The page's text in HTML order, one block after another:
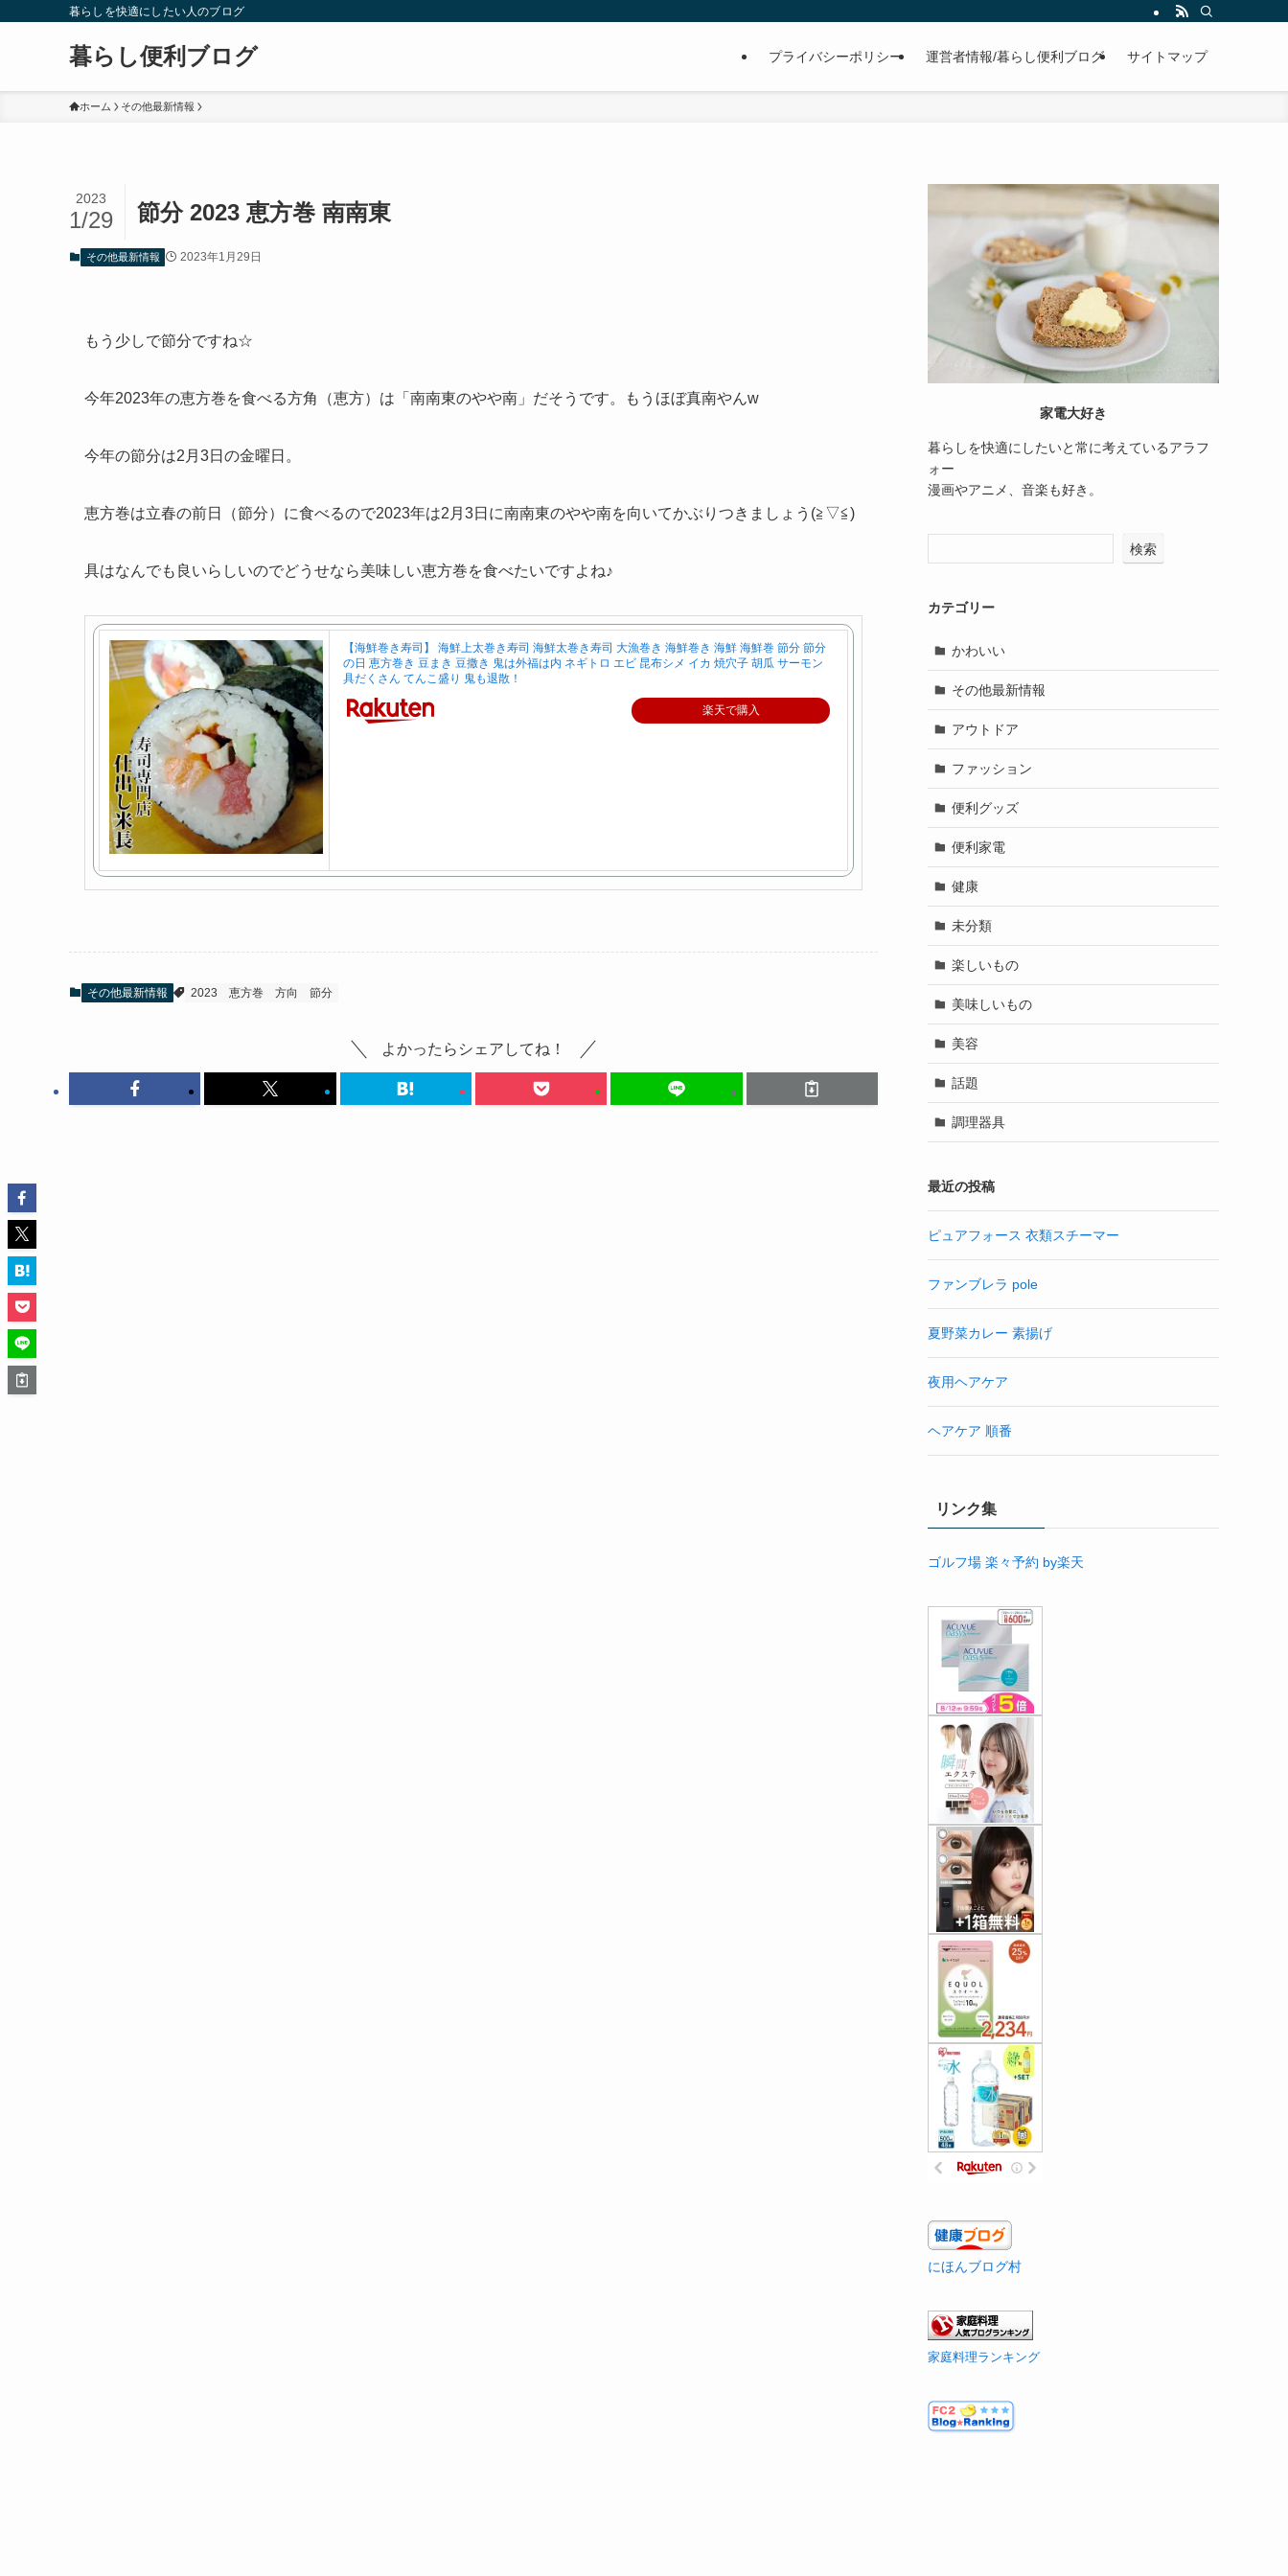
暮らしを快適にしたい人のブログ
暮らし便利ブログ プライバシーポリシー 運営者情報/暮らし便利ブログ サイトマップ
ホーム その他最新情報
節分 2023 恵方巻 南南東
2023
1/29
その他最新情報 2023年1月29日
もう少しで節分ですね☆
今年2023年の恵方巻を食べる方角（恵方）は「南南東のやや南」だそうです。もうほぼ真南やんw
今年の節分は2月3日の金曜日。
恵方巻は立春の前日（節分）に食べるので2023年は2月3日に南南東のやや南を向いてかぶりつきましょう(≧▽≦)
具はなんでも良いらしいのでどうせなら美味しい恵方巻を食べたいですよね♪
【海鮮巻き寿司】 海鮮上太巻き寿司 海鮮太巻き寿司 大漁巻き 海鮮巻き 海鮮 海鮮巻 節分 節分
の日 恵方巻き 豆まき 豆撒き 鬼は外福は内 ネギトロ エビ 昆布シメ イカ 焼穴子 胡瓜 サーモン
具だくさん てんこ盛り 鬼も退散！
楽天で購入
その他最新情報 2023 恵方巻 方向 節分
よかったらシェアしてね！
家電大好き
暮らしを快適にしたいと常に考えているアラフ
ォー
漫画やアニメ、音楽も好き。
検索
カテゴリー
かわいい
その他最新情報
アウトドア
ファッション
便利グッズ
便利家電
健康
未分類
楽しいもの
美味しいもの
美容
話題
調理器具
最近の投稿
ピュアフォース 衣類スチーマー
ファンブレラ pole
夏野菜カレー 素揚げ
夜用ヘアケア
ヘアケア 順番
リンク集
ゴルフ場 楽々予約 by楽天
にほんブログ村
家庭料理ランキング